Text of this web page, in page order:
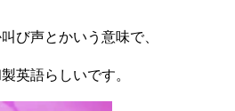
び声とかいう意味で、
英語らしいです。